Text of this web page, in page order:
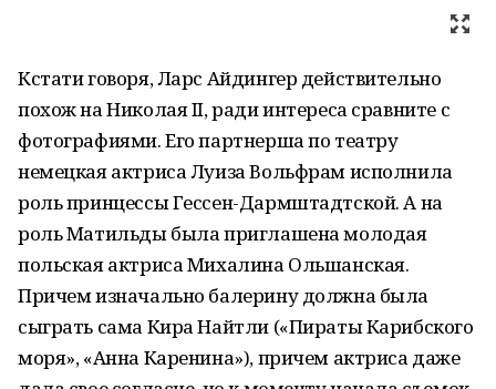
Кстати говоря, Ларс Айдингер действительно
похож на Николая II, ради интереса сравните с
фотографиями. Его партнерша по театру
немецкая актриса Луиза Вольфрам исполнила
роль принцессы Гессен-Дармштадтской. А на
роль Матильды была приглашена молодая
польская актриса Михалина Ольшанская.
Причем изначально балерину должна была
сыграть сама Кира Найтли («Пираты Карибского
моря», «Анна Каренина»), причем актриса даже